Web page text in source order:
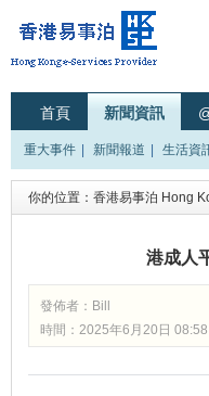
首頁 新聞資訊
重大事件 新聞報道 生活資
你的位置： 香港易事泊 Hong
港成人
發佈者： Bill
時間：2025年6月20日 08:58